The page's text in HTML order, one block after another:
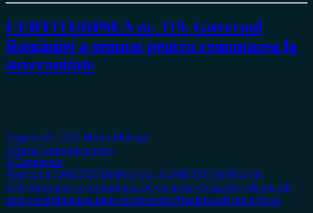
CERTITUDINEA nr. 119. Guvernul
României a semnat pentru renunțarea la
suveranitate
August 29, 2022 Miron Manega
ArhivaCertitudinea print
2 Comments
Antologia CERTITUDINEA Vol. 2CERTITUDINEA Nr.
119certitudinea.rocertitudinea.roConstituția CetățenilorMeditațiile
unui secuiMinunata lume nouăortodoxTraciaLandTrakia Nova